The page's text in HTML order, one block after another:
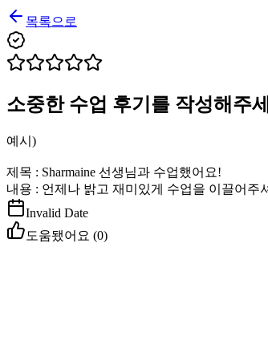
목록으로
소중한 수업 후기를 작성해주
예시)
제목 : Sharmaine 선생님과 수업했어요!
내용 : 언제나 밝고 재미있게 수업을 이끌어
Invalid Date
도움됐어요 (0)